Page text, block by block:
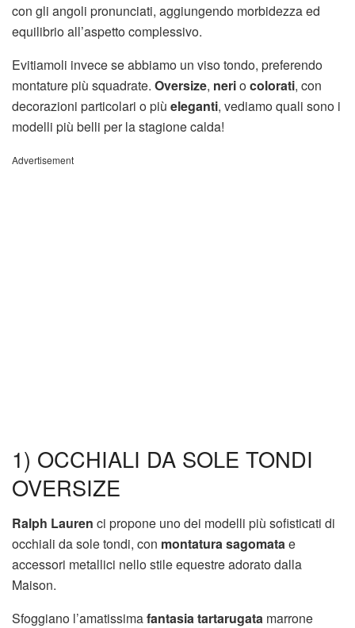
con gli angoli pronunciati, aggiungendo morbidezza ed
equilibrio all’aspetto complessivo.
Evitiamoli invece se abbiamo un viso tondo, preferendo
montature più squadrate. Oversize, neriocolorati, con
decorazioni particolari o più eleganti, vediamo quali sono i
modelli più belli per la stagione calda!
Advertisement
1) OCCHIALI DA SOLE TONDI
OVERSIZE
Ralph Lauren ci propone uno dei modelli più sofisticati di
occhiali da sole tondi, con montatura sagomatae
accessori metallici nello stile equestre adorato dalla
Maison.
Sfoggiano l’amatissimafantasia tartarugata marrone